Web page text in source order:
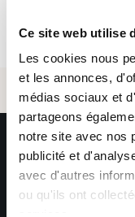
Ce site web utilise
Les cookies nous
et les annonces,
médias sociaux et
partageons
notre site avec nos
publicité et
avec d'autres
ou qu'ils ont
Email *